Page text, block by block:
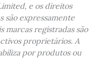
e os direitos
são expressamente
marcas registradas são
proprietários. A
por produtos ou